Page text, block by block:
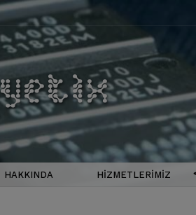
elektromanyetix
HAKKINDA HIZMETLERIMIZ